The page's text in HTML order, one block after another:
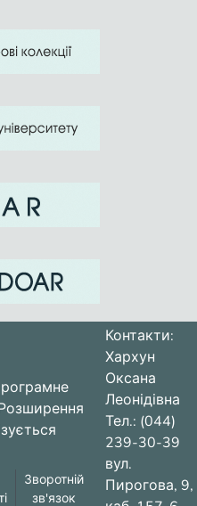
Зворотній
зв'язок
Контакти:
Хархун
Оксана
Леонідівна
Тел.: (044)
239-30-39
вул.
Пирогова, 9,